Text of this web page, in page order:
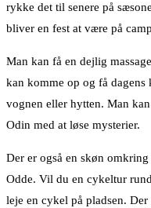
rykke det til senere på
bliver en fest at være på
Man kan få en dejlig
kan komme op og få
vognen eller hytten. Man
Odin med at løse mysterier.
Der er også en skøn
Odde. Vil du en cykeltur
leje en cykel på pladsen.